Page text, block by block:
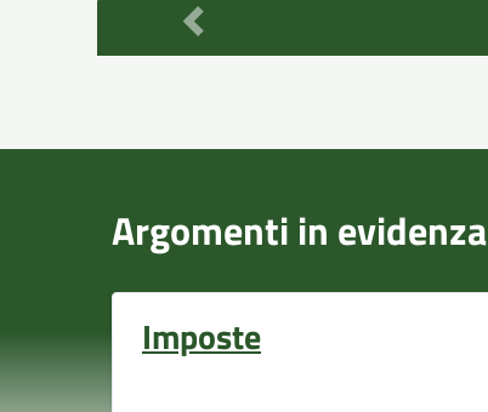
Argomenti in evidenza
Imposte